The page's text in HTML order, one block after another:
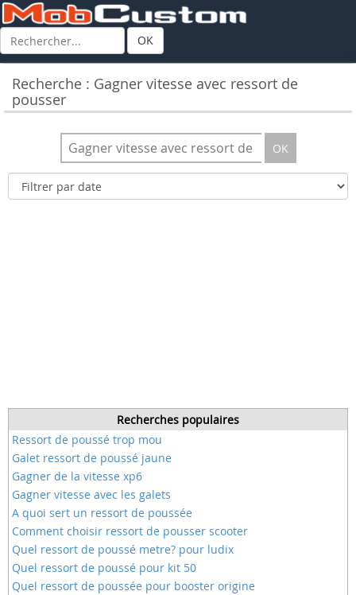
OK
Recherche : Gagner vitesse avec ressort de
pousser
OK
Recherches populaires
Ressort de poussé trop mou
Galet ressort de poussé jaune
Gagner de la vitesse xp6
Gagner vitesse avec les galets
A quoi sert un ressort de poussée
Comment choisir ressort de pousser scooter
Quel ressort de poussé metre? pour ludix
Quel ressort de poussé pour kit 50
Quel ressort de poussée pour booster origine